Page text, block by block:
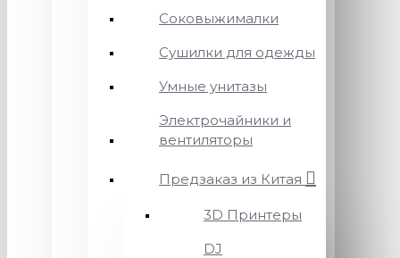
Соковыжималки
Сушилки для одежды
Умные унитазы
Электрочайники и
вентиляторы
Предзаказ из Китая
3D Принтеры
DJ